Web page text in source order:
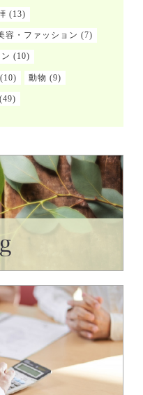
(13)
容・ファッション (7)
(10)
(10) 動物 (9)
(49)